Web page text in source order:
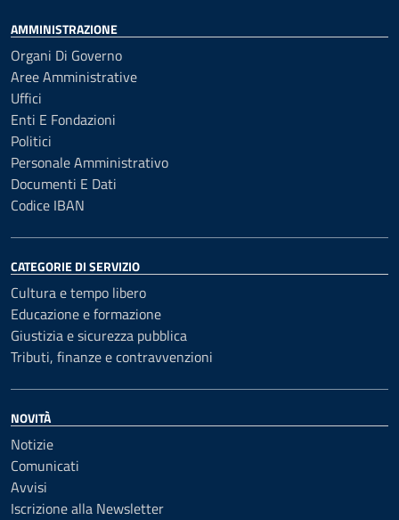
AMMINISTRAZIONE
Organi Di Governo
Aree Amministrative
Uffici
Enti E Fondazioni
Politici
Personale Amministrativo
Documenti E Dati
Codice IBAN
CATEGORIE DI SERVIZIO
Cultura e tempo libero
Educazione e formazione
Giustizia e sicurezza pubblica
Tributi, finanze e contravvenzioni
NOVITÀ
Notizie
Comunicati
Avvisi
Iscrizione alla Newsletter